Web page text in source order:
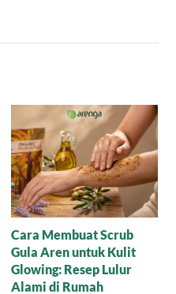
Cara Membuat Scrub
Gula Aren untuk Kulit
Glowing: Resep Lulur
Alami di Rumah